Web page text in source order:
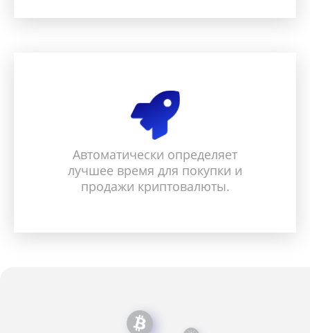
Автоматически определяет
лучшее время для покупки и
продажи криптовалюты.